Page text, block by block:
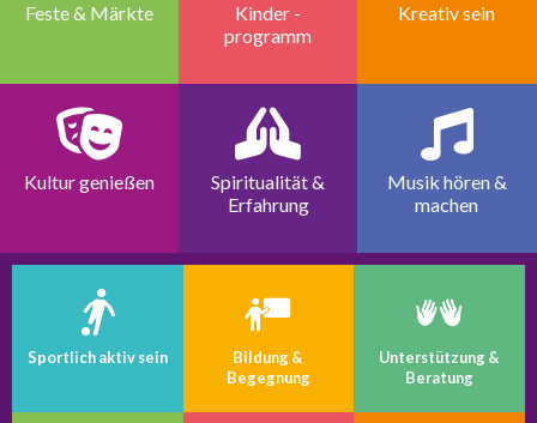
Feste & Märkte
Kinder -
programm
Kreativ sein
Kultur genießen
Spiritualität &
Erfahrung
Musik hören &
machen
Sportlich aktiv sein
Bildung &
Begegnung
Unterstützung &
Beratung